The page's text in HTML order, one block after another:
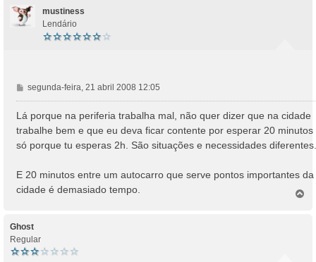
mustiness
Lendário
M
e
n
a
g
m
segunda-feira, 21 abril 2008 12:05
Lá porque na periferia trabalha mal, não quer dizer que na cidade
trabalhe bem e que eu deva ficar contente por esperar 20 minutos
só porque tu esperas 2h. São situações e necessidades diferentes.
E 20 minutos entre um autocarro que serve pontos importantes da
cidade é demasiado tempo.
Ghost
Regular